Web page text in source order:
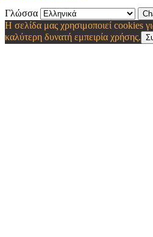
Γλώσσα
Η σελίδα μας χρησιμοποιεί cookies
καλύτερη δυνατή εμπειρία χρήσης.